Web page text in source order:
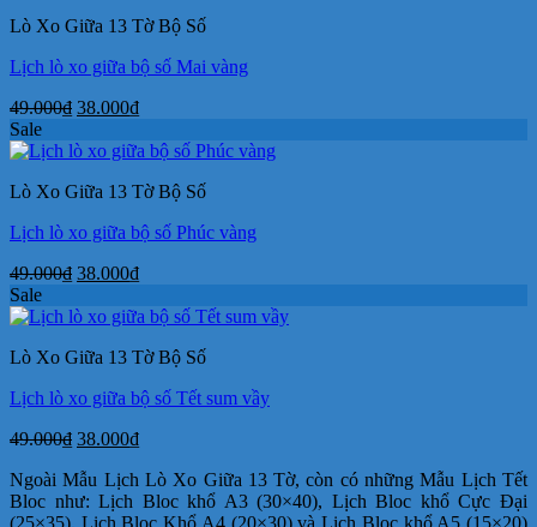
38.000₫.
Lò Xo Giữa 13 Tờ Bộ Số
Lịch lò xo giữa bộ số Mai vàng
49.000₫ Giá
là:
38.000₫Giá
tại
38.000₫.
Sale
Lò Xo Giữa 13 Tờ Bộ Số
Lịch lò xo giữa bộ số Phúc vàng
49.000₫ Giá
là:
38.000₫Giá
tại
38.000₫.
Sale
Lò Xo Giữa 13 Tờ Bộ Số
Lịch lò xo giữa bộ số Tết sum vầy
49.000₫ Giá
là:
49.000₫.
38.000₫Giá
tại
là:
Ngoài Mẫu Lịch Lò Xo Giữa 13 Tờ, còn có những Mẫu Lịch Tết
Bloc như: Lịch Bloc khổ A3 (30×40), Lịch Bloc khổ Cực Đại
(25×35), Lịch Bloc Khổ A4 (20×30) và Lịch Bloc khổ A5 (15×20)